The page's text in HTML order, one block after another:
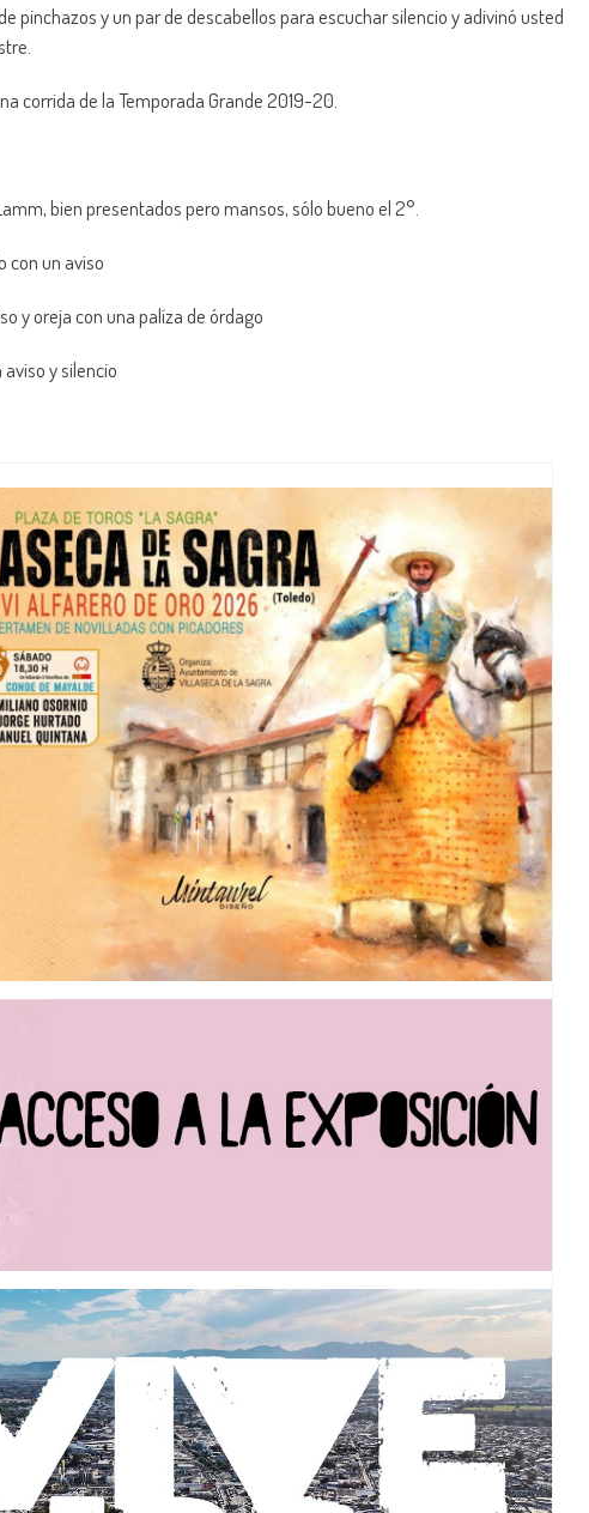
pinchazos y un par de descabellos para escuchar silencio y adivinó usted
corrida de la Temporada Grande 2019-20.
bien presentados pero mansos, sólo bueno el 2°.
con un aviso
y oreja con una palíza de órdago
y silencio